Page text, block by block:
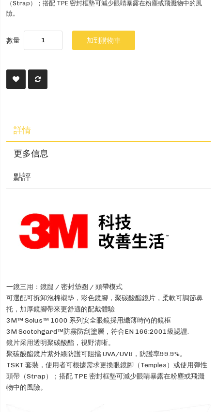
（Strap）；搭配 TPE 密封框墊可減少眼睛暴露在粉塵或飛濺物中的風
險。
數量 加到購物車
詳情
更多信息
點評
一鏡三用：鏡腿 / 密封墊圈 / 頭帶模式
可選配可拆卸泡棉襯墊，彩色鏡腳，聚碳酸酯鏡片，柔軟可調節鼻
托，加厚鏡腳帶來更舒適的配戴體驗
3M™ Solus™ 1000 系列安全眼鏡採用纖薄時尚的鏡框
3M Scotchgard™防霧防刮塗層，符合EN 166:2001級認證.
鏡片采用透明聚碳酸酯，視野清晰。
聚碳酸酯鏡片紫外線防護可阻擋 UVA/UVB，防護率99.9%。
TSKT 套裝，使用者可根據需求更換眼鏡腳（Temples）或使用彈性
頭帶（Strap）；搭配 TPE 密封框墊可減少眼睛暴露在粉塵或飛濺
物中的風險。